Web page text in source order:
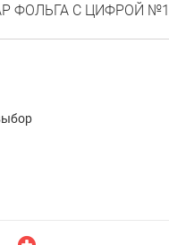
ФОЛЬГА С ЦИФРОЙ